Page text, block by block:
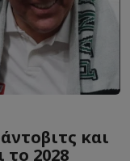
και
το 2028